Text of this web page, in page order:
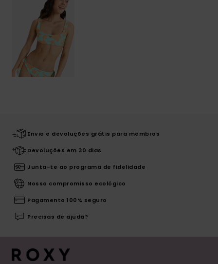
Envio e devoluções grátis para membros
Devoluções em 30 dias
Junta-te ao programa de fidelidade
Nosso compromisso ecológico
Pagamento 100% seguro
Precisas de ajuda?